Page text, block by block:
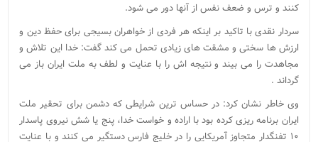
کنند و ترس و ضعف نفس از آنها دور می شود.
سردار نقدی با تاکید بر اینکه هر فردی از خواهران بسیجی برای حفظ دین و
ارزش ها سختی و مشقت های زیادی تحمل می کند گفت: خدا این تلاش و
مجاهدت را می بیند و نتیجه اش را با عنایت و لطف به ملت ایران باز می
گرداند .
وی خاطر نشان کرد: در حساس ترین شرایطی که دشمن برای تحقیر ملت
ایران برنامه ریزی کرده بود با اراده و خواست خدا، پنج یا شش نیروی پاسدار
۱۰ تفنگدار متجاوز آمریکایی را در خلیج فارس دستگیر می کنند و با عنایت